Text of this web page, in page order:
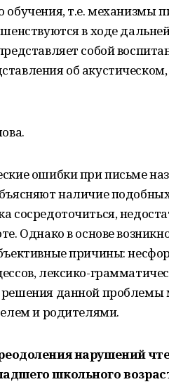
обучения, т.е. механизмы
в ходе
собой
об
ошибки при письме
наличие
сосредоточиться,
Однако в основе
причины:
лексико-
данной проблемы
и родителями.
нарушений
школьного